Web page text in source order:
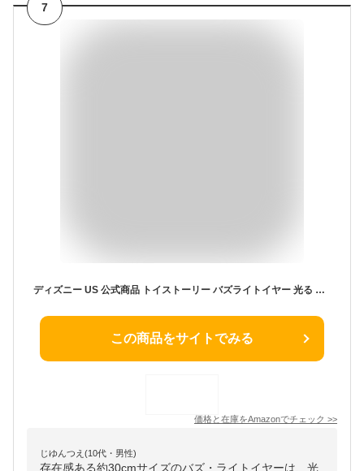
7
ディズニー US 公式商品 トイストーリー バズライトイヤー 光る しゃべる 様々なアクション満載 トーキング アクション フィギュア 高さ約30cm DISNEY TOY STORY Buzz Lightyear [並行輸入品]
この商品をサイトでみる
価格と在庫をAmazonでチェック >>
じゆんつえ(10代・男性)
存在感ある約30cmサイズのバズ・ライトイヤーは、光